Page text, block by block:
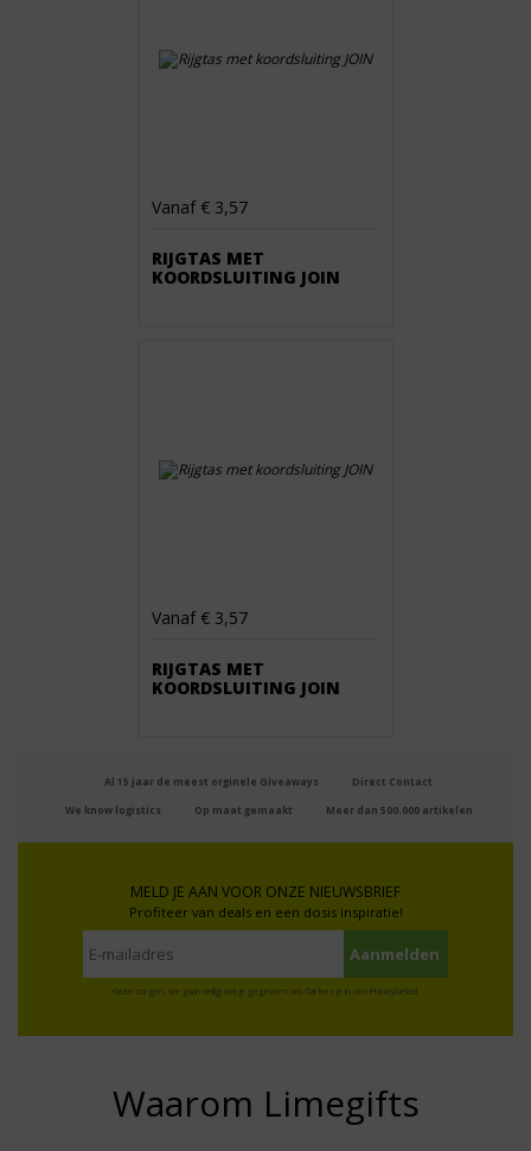
Vanaf € 3,57
RIJGTAS MET
KOORDSLUITING JOIN
Vanaf € 3,57
RIJGTAS MET
KOORDSLUITING JOIN
Al 15 jaar de meest orginele Giveaways Direct Contact
We know logistics Op maat gemaakt Meer dan 500.000 artikelen
MELD JE AAN VOOR ONZE NIEUWSBRIEF
Profiteer van deals en een dosis inspiratie!
Geen zorgen: we gaan veilig met je gegevens om. Dat lees je in ons Privacybeleid.
Waarom Limegifts